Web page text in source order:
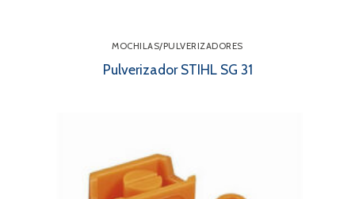
MOCHILAS/PULVERIZADORES
Pulverizador STIHL SG 31